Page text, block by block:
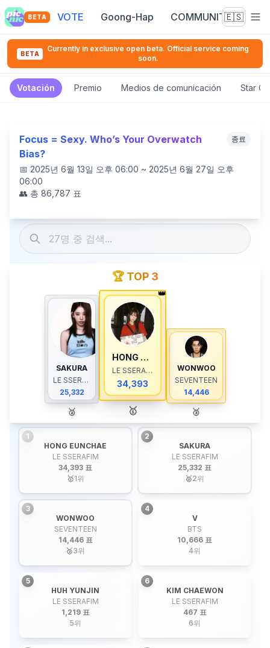
BETA VOTE Goong-Hap COMMUNITY🇪🇸
BETA
Currently in exclusive open beta. Official service coming
soon.
Votación Premio Medios de comunicación Star
Focus = Sexy. Who’s Your Overwatch
Bias?
종료
📅 2025년 6월 13일 오후 06:00 ~ 2025년 6월 27일 오후
06:00
👥 총 86,787 표
🏆 TOP 3
SAKURA
LE SSERAFIM
25,332
🥈
👑
HONG EUNCHAE
LE SSERAFIM
34,393
🥇
WONWOO
SEVENTEEN
14,446
🥉
1
HONG EUNCHAE
LE SSERAFIM
34,393 표
🥇1위
2
SAKURA
LE SSERAFIM
25,332 표
🥈2위
3
WONWOO
SEVENTEEN
14,446 표
🥉3위
4
V
BTS
10,666 표
4위
5
HUH YUNJIN
LE SSERAFIM
1,219 표
5위
6
KIM CHAEWON
LE SSERAFIM
467 표
6위